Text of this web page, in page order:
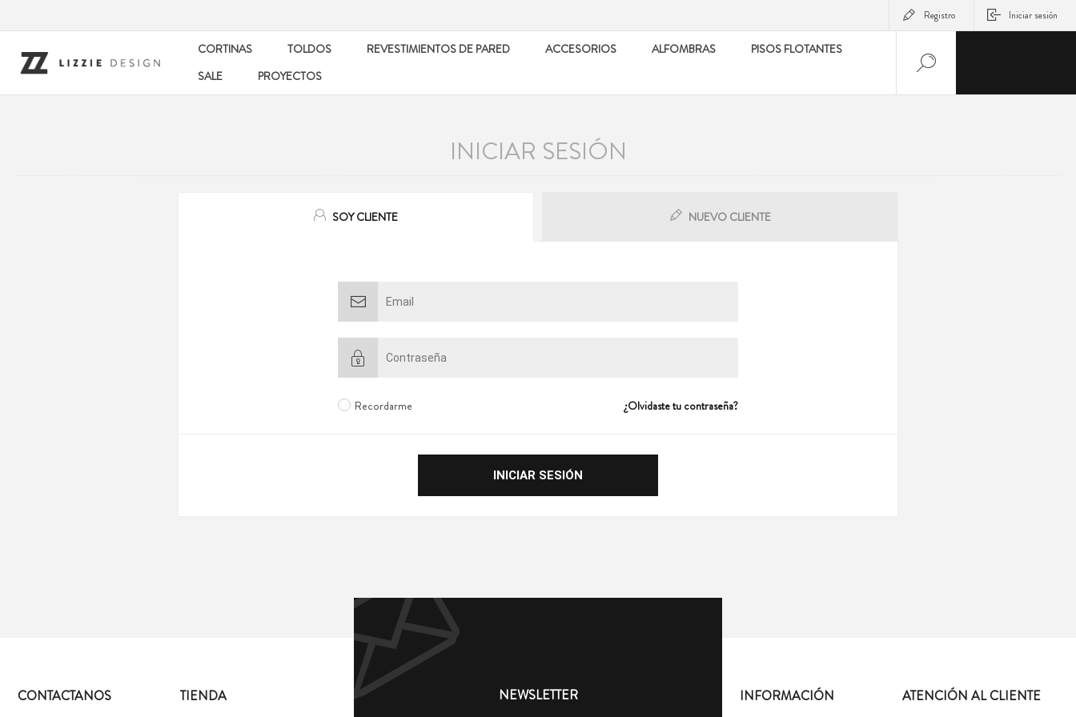
Registro Iniciar sesión
CORTINAS TOLDOS REVESTIMIENTOS DE PARED ACCESORIOS ALFOMBRAS
PISOS FLOTANTES
SALE
PROYECTOS
INICIAR SESIÓN
SOY CLIENTE NUEVO CLIENTE
Recordarme ¿Olvidaste tu contraseña?
NEWSLETTER
CONTACTANOS TIENDA INFORMACIÓN ATENCIÓN AL CLIENTE